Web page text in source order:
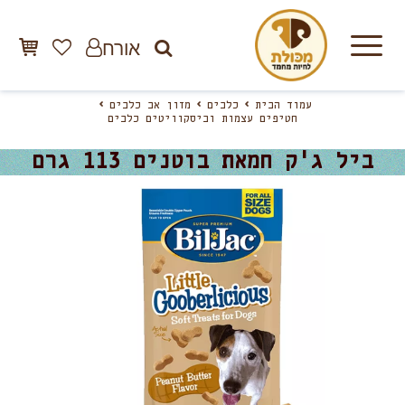
אורח
עמוד הבית כלבים
מזון אב כלבים
חטיפים עצמות וביסקוויטים כלבים
ביל ג'ק חמאת בוטנים 113 גרם